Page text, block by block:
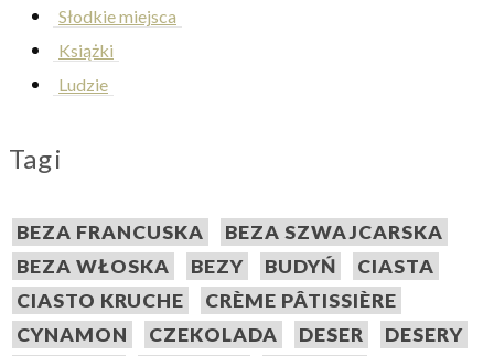
Słodkie miejsca
Książki
Ludzie
Tagi
BEZA FRANCUSKA
BEZA SZWAJCARSKA
BEZA WŁOSKA
BEZY BUDYŃ
CIASTA
CIASTO KRUCHE
CRÈME PÂTISSIÈRE
CYNAMON
CZEKOLADA DESER
DESERY